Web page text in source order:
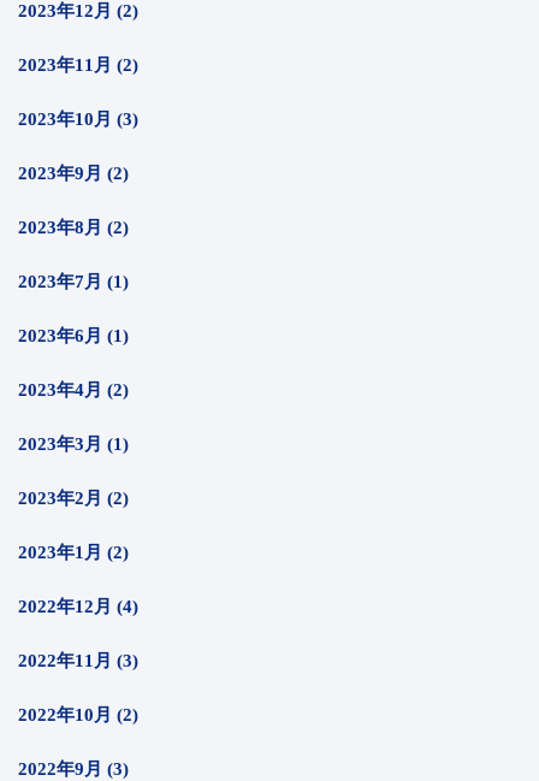
2023年12月 (2)
2023年11月 (2)
2023年10月 (3)
2023年9月 (2)
2023年8月 (2)
2023年7月 (1)
2023年6月 (1)
2023年4月 (2)
2023年3月 (1)
2023年2月 (2)
2023年1月 (2)
2022年12月 (4)
2022年11月 (3)
2022年10月 (2)
2022年9月 (3)